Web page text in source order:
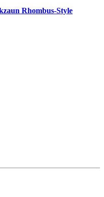
Rhombus-Style